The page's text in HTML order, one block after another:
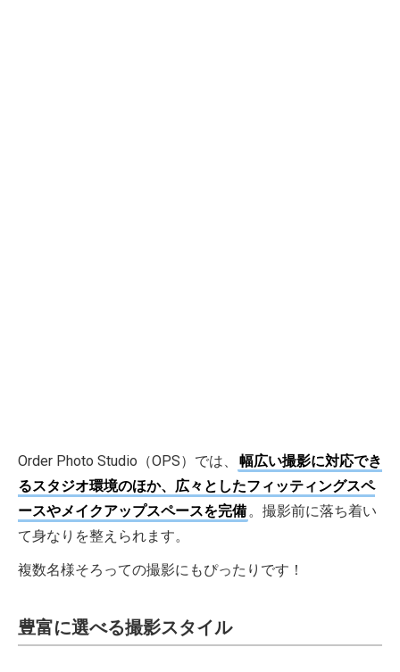
Order Photo Studio（OPS）では、
幅広い撮影に対応でき
るスタジオ環境のほか、広々としたフィッティングスペ
ースやメイクアップスペースを完備。撮影前に落ち着い
て身なりを整えられます。
複数名様そろっての撮影にもぴったりです！
豊富に選べる撮影スタイル